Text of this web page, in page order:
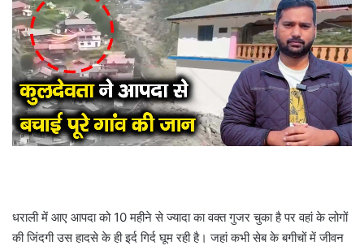
m
a
i
l
धराली में आए आपदा को 10 महीने से ज्यादा का वक्त गुजर चुका है पर वहां के लोगों
की जिंदगी उस हादसे के ही इर्द गिर्द घूम रही है। जहां कभी सेब के बगीचों में जीवन